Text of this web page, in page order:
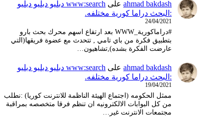
ahmad bakdash على
www:search دبليو دبليو دبليو
:البحث دراما كورية مختلفه.
24/04/2021
#دراماكورية_WWW بعد ارتفاع اسهم محرك بحث بارو
بتطبيق فكرة من باي تامي , تتحدث مع عضوة فريقها(التي
عارضت الفكرة بشده),تشاهيون…
ahmad bakdash على
www:search دبليو دبليو دبليو
:البحث دراما كورية مختلفه.
19/04/2021
ممثل الحكومه (اجتماع الهيئة الناظمة للانترنت كوريا) :نطلب
من كل البوابات الالكترونيه ان تنظم فرقا متخصصه بمراقبة
مجتمعات الانترنت غير…